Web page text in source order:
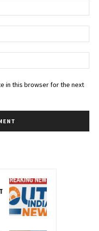
in this browser for the next